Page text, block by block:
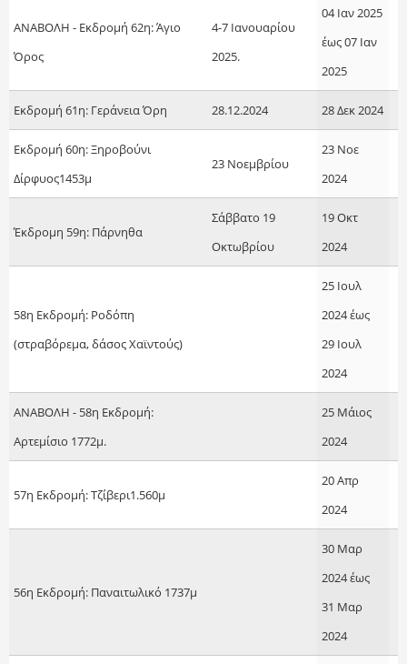
ANAΒΟΛΗ - Εκδρομή 62η: Άγιο
Όρος
4-7 Ιανουαρίου
2025.
04 Ιαν 2025
έως07 Ιαν
2025
Εκδρομή 61η: Γεράνεια Όρη 28.12.2024 28 Δεκ 2024
Εκδρομή 60η: Ξηροβούνι
Δίρφυος1453μ
23 Νοεμβρίου
23 Νοε
2024
Έκδρομη 59η: Πάρνηθα
Σάββατο 19
Οκτωβρίου
19 Οκτ
2024
58η Εκδρομή: Ροδόπη
(στραβόρεμα, δάσος Χαϊντούς)
25 Ιουλ
2024έως
29 Ιουλ
2024
ΑΝΑΒΟΛΗ - 58η Εκδρομή:
Aρτεμίσιο 1772μ.
25 Μάιος
2024
57η Εκδρομή: Τζίβερι1.560μ
20 Απρ
2024
56η Εκδρομή: Παναιτωλικό 1737μ
30 Μαρ
2024έως
31 Μαρ
2024